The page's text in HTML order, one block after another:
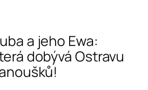
a jeho Ewa:
dobývá Ostravu